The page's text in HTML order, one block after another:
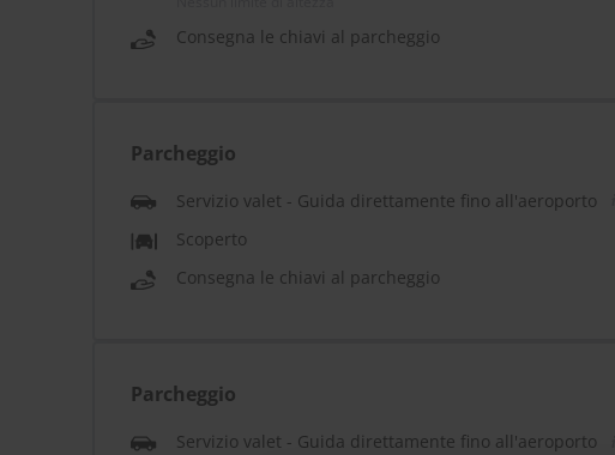
Consegna le chiavi al parcheggio
Parcheggio
Servizio valet - Guida direttamente fino all'aeroporto
Scoperto
Consegna le chiavi al parcheggio
Parcheggio
Servizio valet - Guida direttamente fino all'aeroporto